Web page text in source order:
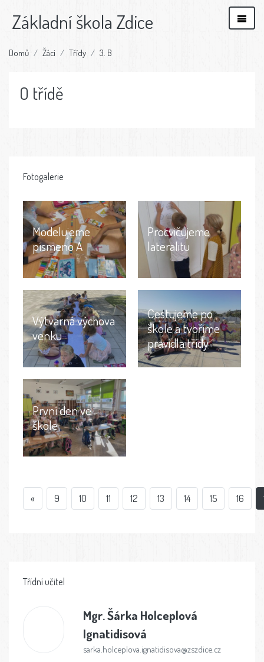
Základní škola Zdice
Domů Žáci Třídy 3. B
O třídě
Fotogalerie
Modelujeme
písmeno A
Procvičujeme
lateralitu
Výtvarná výchova
venku
Cestujeme po
škole a tvoříme
pravidla třídy
První den ve
škole
« 9 10 11 12 13 14 15 16
Třídní učitel
Mgr.Šárka Holceplová
Ignatidisová
sarka.holceplova.ignatidisova@zszdice.cz